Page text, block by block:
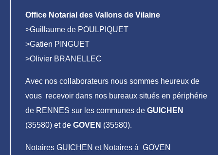
Office Notarial des Vallons de Vilaine
>Guillaume de POULPIQUET
>Gatien PINGUET
>Olivier BRANELLEC
Avec nos collaborateurs nous sommes heureux de
vous recevoir dans nos bureaux situés en périphérie
de RENNES sur les communes de GUICHEN
(35580) et de GOVEN (35580).
Notaires GUICHEN et Notaires à GOVEN